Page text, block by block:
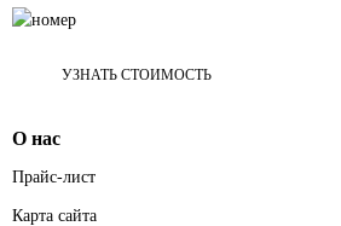
УЗНАТЬ СТОИМОСТЬ
О нас
Прайс-лист
Карта сайта